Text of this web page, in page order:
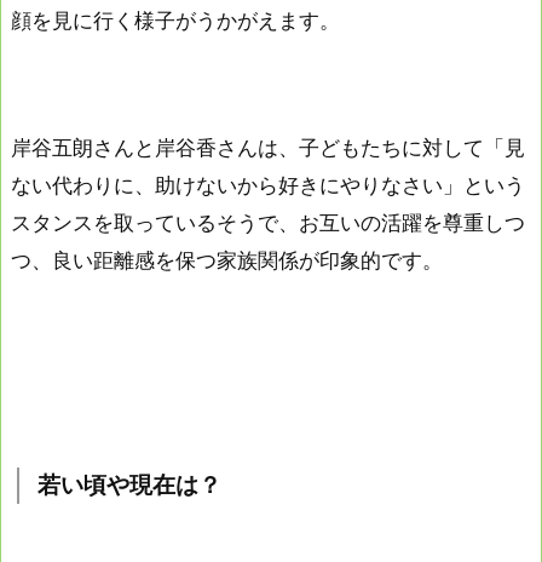
顔を見に行く様子がうかがえます。
岸谷五朗さんと岸谷香さんは、子どもたちに対して「見
ない代わりに、助けないから好きにやりなさい」という
スタンスを取っているそうで、お互いの活躍を尊重しつ
つ、良い距離感を保つ家族関係が印象的です。
若い頃や現在は？